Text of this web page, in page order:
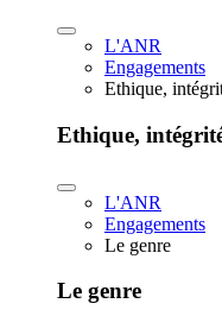
L'ANR
Engagements
Ethique,
Ethique,
L'ANR
Engagements
Le genre
Le genre